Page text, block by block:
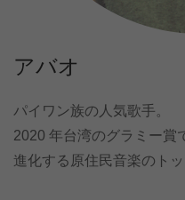
アバオ
パイワン族の人気歌手。
2020 年台湾のグラミー賞
進化する原住民音楽のトッ